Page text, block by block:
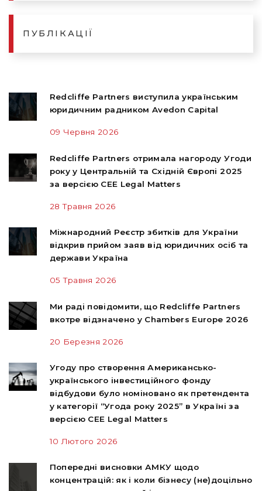
ПУБЛІКАЦІЇ
Redcliffe Partners виступила українським
юридичним радником Avedon Capital
09 Червня 2026
Redcliffe Partners отримала нагороду Угоди
року у Центральній та Східній Європі 2025
за версією CEE Legal Matters
28 Травня 2026
Міжнародний Реєстр збитків для України
відкрив прийом заяв від юридичних осіб та
держави Україна
05 Травня 2026
Ми раді повідомити, що Redcliffe Partners
вкотре відзначено у Chambers Europe 2026
20 Березня 2026
Угоду про створення Американсько-
українського інвестиційного фонду
відбудови було номіновано як претендента
у категорії “Угода року 2025” в Україні за
версією CEE Legal Matters
10 Лютого 2026
Попередні висновки АМКУ щодо
концентрацій: як і коли бізнесу (не)доцільно